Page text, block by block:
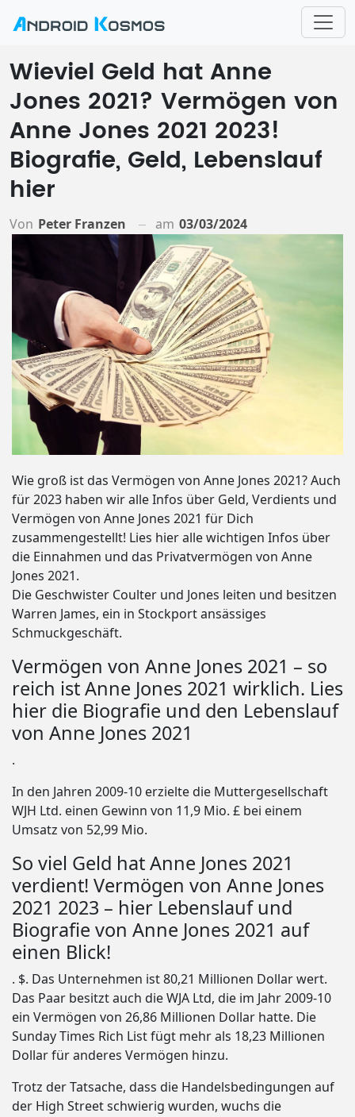
Wieviel Geld hat Anne
Jones 2021? Vermögen von
Anne Jones 2021 2023!
Biografie, Geld, Lebenslauf
hier
Von Peter Franzen am 03/03/2024
Wie groß ist das Vermögen von Anne Jones 2021? Auch
für 2023 haben wir alle Infos über Geld, Verdients und
Vermögen von Anne Jones 2021 für Dich
zusammengestellt! Lies hier alle wichtigen Infos über
die Einnahmen und das Privatvermögen von Anne
Jones 2021.
Die Geschwister Coulter und Jones leiten und besitzen
Warren James, ein in Stockport ansässiges
Schmuckgeschäft.
Vermögen von Anne Jones 2021 – so
reich ist Anne Jones 2021 wirklich. Lies
hier die Biografie und den Lebenslauf
von Anne Jones 2021
.
In den Jahren 2009-10 erzielte die Muttergesellschaft
WJH Ltd. einen Gewinn von 11,9 Mio. £ bei einem
Umsatz von 52,99 Mio.
So viel Geld hat Anne Jones 2021
verdient! Vermögen von Anne Jones
2021 2023 – hier Lebenslauf und
Biografie von Anne Jones 2021 auf
einen Blick!
. $. Das Unternehmen ist 80,21 Millionen Dollar wert.
Das Paar besitzt auch die WJA Ltd, die im Jahr 2009-10
ein Vermögen von 26,86 Millionen Dollar hatte. Die
Sunday Times Rich List fügt mehr als 18,23 Millionen
Dollar für anderes Vermögen hinzu.
Trotz der Tatsache, dass die Handelsbedingungen auf
der High Street schwierig wurden, wuchs die